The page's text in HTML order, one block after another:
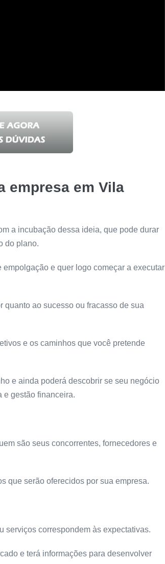
empresa em Vila
a incubação dessa ideia, que pode durar
do plano.
e quer logo começar a executar
quanto ao sucesso ou fracasso de sua
e os caminhos que você pretende
e ainda poderá descobrir se seu negócio
e gestão financeira.
são seus concorrentes, fornecedores e
que serão oferecidos por sua empresa.
serviços correspondem às expectativas.
e terá informações para desenvolver